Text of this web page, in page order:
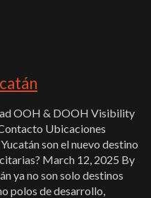
OOH & DOOH Visibility
Ubicaciones
son el nuevo destino
March 12, 2025 By
ya no son solo destinos
polos de desarrollo,